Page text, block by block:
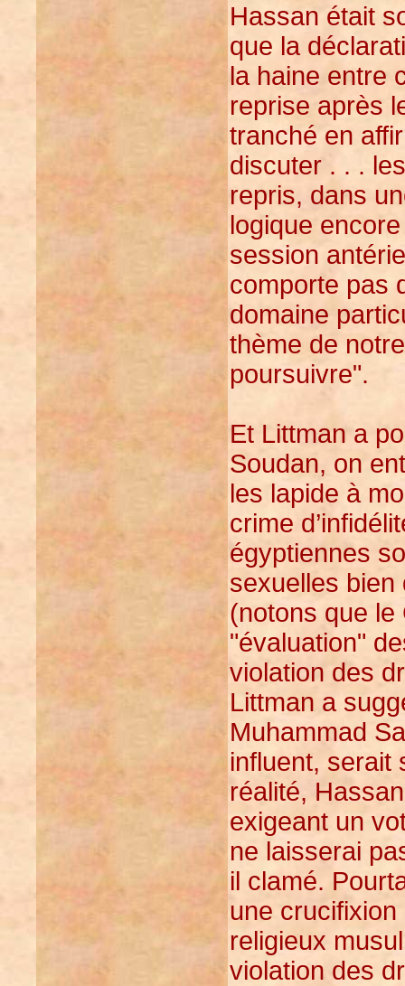
Hassan était
que la
la haine entre
reprise après
tranché en
discuter . . .
repris, dans
logique
session
comporte pas
domaine
thème de
poursuivre".
Et Littman a
Soudan, on
les lapide à
crime
égyptiennes
sexuelles bien
(notons que le
"évaluation"
violation des
Littman a
Muhammad
influent, serait
réalité,
exigeant un
ne laisserai
il clamé.
une crucifixion
religieux
violation des